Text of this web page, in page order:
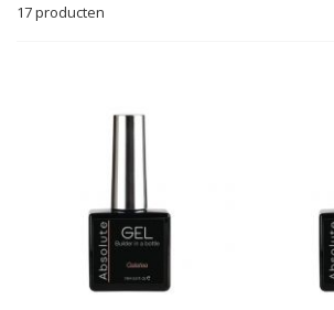
17producten